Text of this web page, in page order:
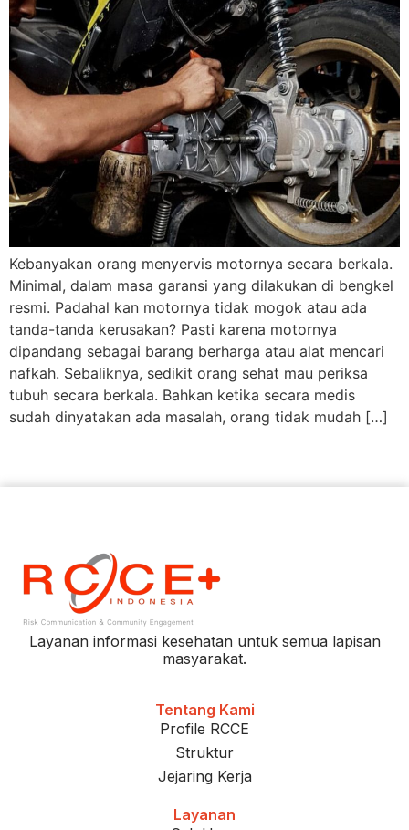
Kebanyakan orang menyervis motornya secara berkala.
Minimal, dalam masa garansi yang dilakukan di bengkel
resmi. Padahal kan motornya tidak mogok atau ada
tanda-tanda kerusakan? Pasti karena motornya
dipandang sebagai barang berharga atau alat mencari
nafkah. Sebaliknya, sedikit orang sehat mau periksa
tubuh secara berkala. Bahkan ketika secara medis
sudah dinyatakan ada masalah, orang tidak mudah […]
Layanan informasi kesehatan untuk semua lapisan
masyarakat.
Tentang Kami
Profile RCCE
Struktur
Jejaring Kerja
Layanan